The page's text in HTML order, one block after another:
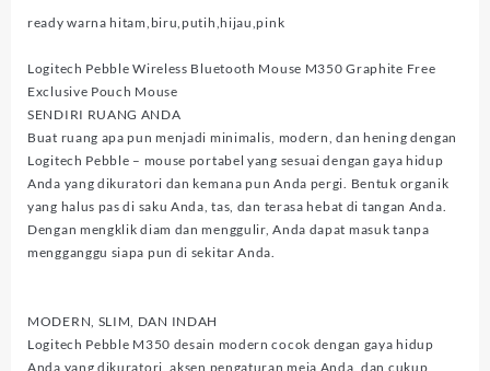
ready warna hitam,biru,putih,hijau,pink
Logitech Pebble Wireless Bluetooth Mouse M350 Graphite Free
Exclusive Pouch Mouse
SENDIRI RUANG ANDA
Buat ruang apa pun menjadi minimalis, modern, dan hening dengan
Logitech Pebble – mouse portabel yang sesuai dengan gaya hidup
Anda yang dikuratori dan kemana pun Anda pergi. Bentuk organik
yang halus pas di saku Anda, tas, dan terasa hebat di tangan Anda.
Dengan mengklik diam dan menggulir, Anda dapat masuk tanpa
mengganggu siapa pun di sekitar Anda.
MODERN, SLIM, DAN INDAH
Logitech Pebble M350 desain modern cocok dengan gaya hidup
Anda yang dikuratori, aksen pengaturan meja Anda, dan cukup